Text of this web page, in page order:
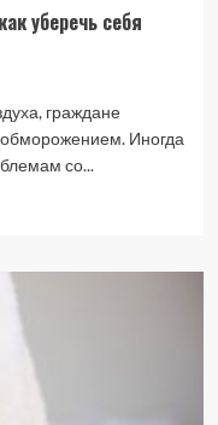
уберечь себя
граждане
Иногда
со...